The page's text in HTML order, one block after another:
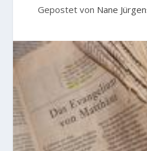
Gepostet von Nane